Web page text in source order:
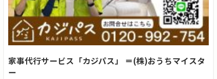
家事代行サービス「カジパス」 ＝(株)おうちマイスタ
ー